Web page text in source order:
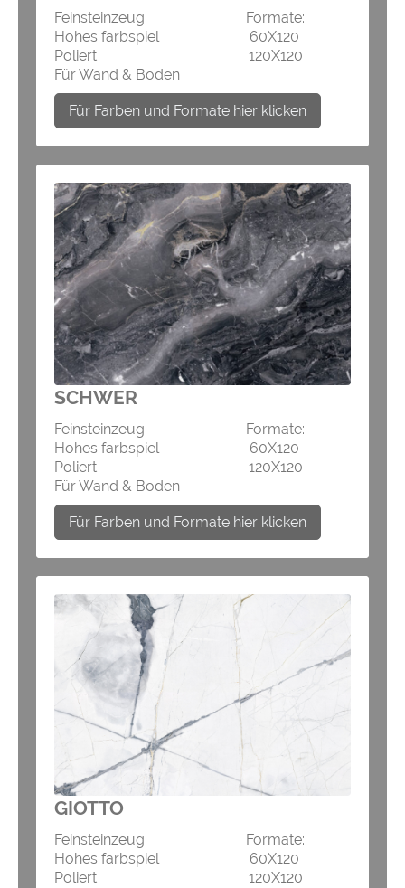
Feinsteinzeug Formate:
Hohes farbspiel 60X120
Poliert 120X120
Für Wand & Boden
Für Farben und Formate hier klicken
SCHWER
Feinsteinzeug Formate:
Hohes farbspiel 60X120
Poliert 120X120
Für Wand & Boden
Für Farben und Formate hier klicken
GIOTTO
Feinsteinzeug Formate:
Hohes farbspiel 60X120
Poliert 120X120